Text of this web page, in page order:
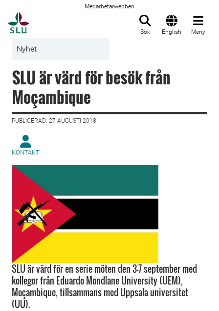
Medarbetarwebben
Sök English Meny
Nyhet
SLU är värd för besök från
Moçambique
PUBLICERAD: 27 AUGUSTI 2018
KONTAKT
SLU är värd för en serie möten den 3-7 september med
kollegor från Eduardo Mondlane University (UEM),
Moçambique, tillsammans med Uppsala universitet
(UU).